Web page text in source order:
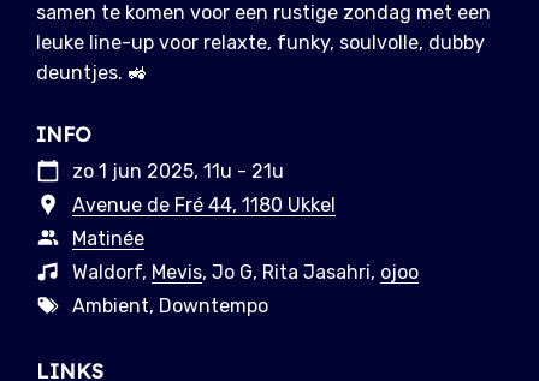
samen te komen voor een rustige zondag met een
leuke line-up voor relaxte, funky, soulvolle, dubby
deuntjes. 🚜
INFO
zo 1 jun 2025, 11u - 21u
Avenue de Fré 44, 1180 Ukkel
Matinée
Waldorf, Mevis, Jo G, Rita Jasahri, ojoo
Ambient, Downtempo
LINKS